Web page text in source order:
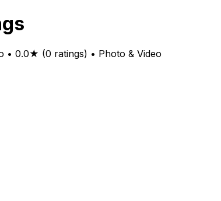
• 0.0★ (0 ratings) • Photo & Video